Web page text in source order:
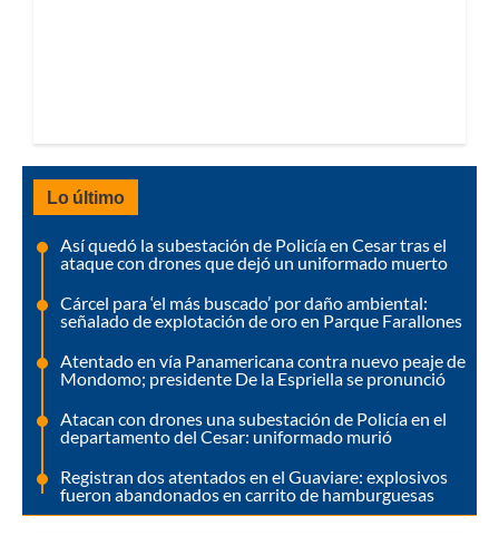
Lo último
Así quedó la subestación de Policía en Cesar tras el
ataque con drones que dejó un uniformado muerto
Cárcel para ‘el más buscado’ por daño ambiental:
señalado de explotación de oro en Parque Farallones
Atentado en vía Panamericana contra nuevo peaje de
Mondomo; presidente De la Espriella se pronunció
Atacan con drones una subestación de Policía en el
departamento del Cesar: uniformado murió
Registran dos atentados en el Guaviare: explosivos
fueron abandonados en carrito de hamburguesas